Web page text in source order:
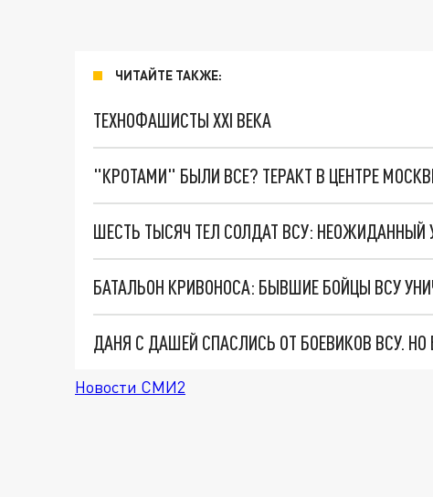
ЧИТАЙТЕ ТАКЖЕ:
ТЕХНОФАШИСТЫ XXI ВЕКА
"КРОТАМИ" БЫЛИ ВСЕ? ТЕРАКТ В ЦЕНТРЕ
ШЕСТЬ ТЫСЯЧ ТЕЛ СОЛДАТ ВСУ: НЕОЖИДАННЫЙ
БАТАЛЬОН КРИВОНОСА: БЫВШИЕ БОЙЦЫ ВСУ
ДАНЯ С ДАШЕЙ СПАСЛИСЬ ОТ БОЕВИКОВ ВСУ.
Новости СМИ2